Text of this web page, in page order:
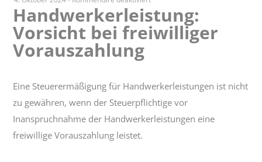
Handwerkerleistung:
Vorsicht
bei
Handwerkerleistung:
Vorsicht bei freiwilliger
Vorauszahlung
Eine Steuerermäßigung für Handwerkerleistungen ist nicht
zu gewähren, wenn der Steuerpflichtige vor
Inanspruchnahme der Handwerkerleistungen eine
freiwillige Vorauszahlung leistet.